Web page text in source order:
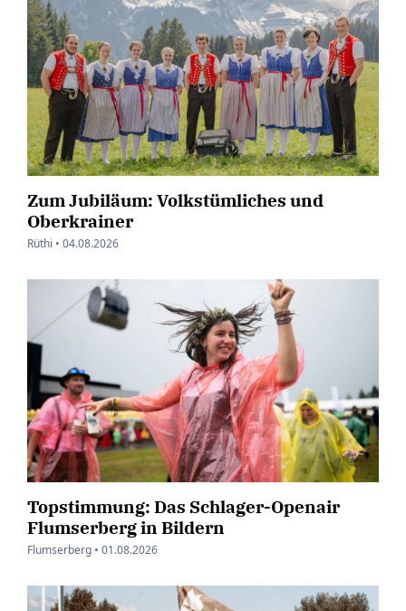
Zum Jubiläum: Volkstümliches und
Oberkrainer
Rüthi • 04.08.2026
Topstimmung: Das Schlager-Openair
Flumserberg in Bildern
Flumserberg • 01.08.2026